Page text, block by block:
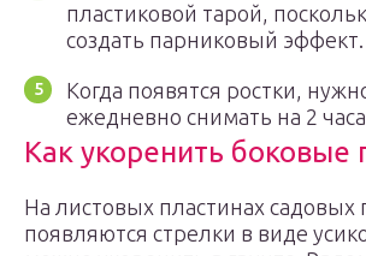
пластиковой тарой,
создать парниковый эффект.
Когда появятся ростки,
ежедневно снимать на 2
Как укоренить боковые
На листовых пластинах садовых
появляются стрелки в виде